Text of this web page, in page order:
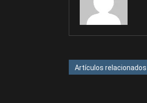
Artículos relacionados